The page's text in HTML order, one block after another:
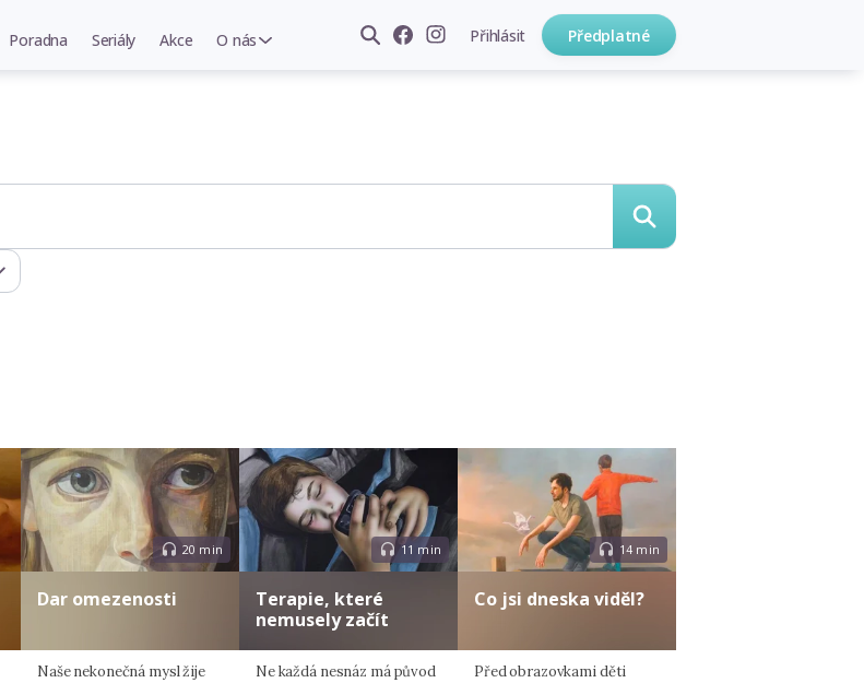
Poradna Seriály Akce O nás Přihlásit Předplatné
20 min
Dar omezenosti
Naše nekonečná mysl žije
11 min
Terapie, které
nemusely začít
Ne každá nesnáz má původ
14 min
Co jsi dneska viděl?
Před obrazovkami děti